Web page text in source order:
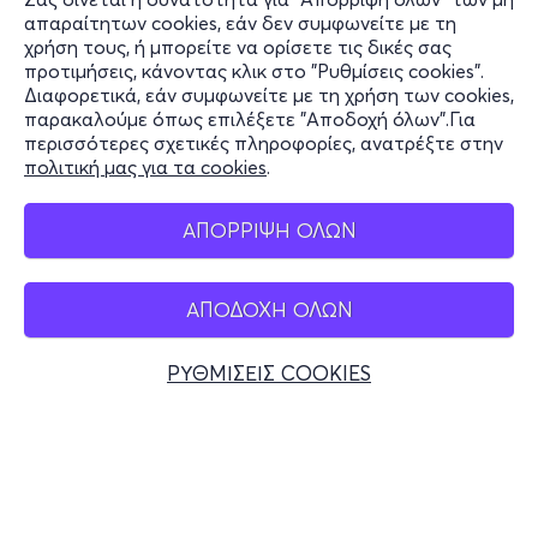
απαραίτητων cookies, εάν δεν συμφωνείτε με τη
χρήση τους, ή μπορείτε να ορίσετε τις δικές σας
προτιμήσεις, κάνοντας κλικ στο "Ρυθμίσεις cookies".
Διαφορετικά, εάν συμφωνείτε με τη χρήση των cookies,
παρακαλούμε όπως επιλέξετε "Αποδοχή όλων".Για
περισσότερες σχετικές πληροφορίες, ανατρέξτε στην
πολιτική μας για τα cookies.
ΑΠΟΡΡΙΨΗ ΟΛΩΝ
ΑΠΟΔΟΧΗ ΟΛΩΝ
ΡΥΘΜΙΣΕΙΣ COOKIES
το Full House team
• 21:00 : Live dj set από τον Δημήτρη Μεντζέλο
Εκθεσιακό Κέντρο Περιστερίου
*Περισσότερες πληροφορίες σχετικά με τα δρώμενα θα
ανακοινωθούν σύντομα!
Μαζί μας θα βρίσκονται 20 από τους πιο σημαντικούς
εκπροσώπους της 9ης τέχνης από την παγκόσμια
Πληροφορίες
Υποστήριξη
Stay Connected
Mobile app